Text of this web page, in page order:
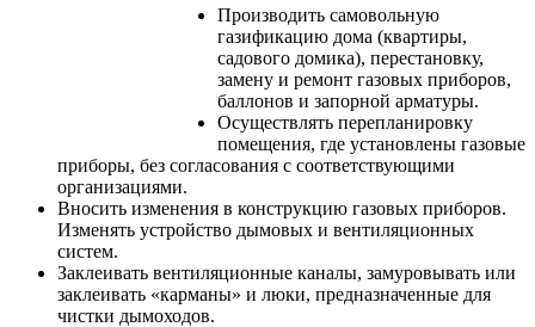
Производить самовольную
газификацию дома (квартиры,
садового домика), перестановку,
замену и ремонт газовых приборов,
баллонов и запорной арматуры.
Осуществлять перепланировку
помещения, где установлены газовые
приборы, без согласования с соответствующими
организациями.
Вносить изменения в конструкцию газовых приборов.
Изменять устройство дымовых и вентиляционных
систем.
Заклеивать вентиляционные каналы, замуровывать или
заклеивать «карманы» и люки, предназначенные для
чистки дымоходов.